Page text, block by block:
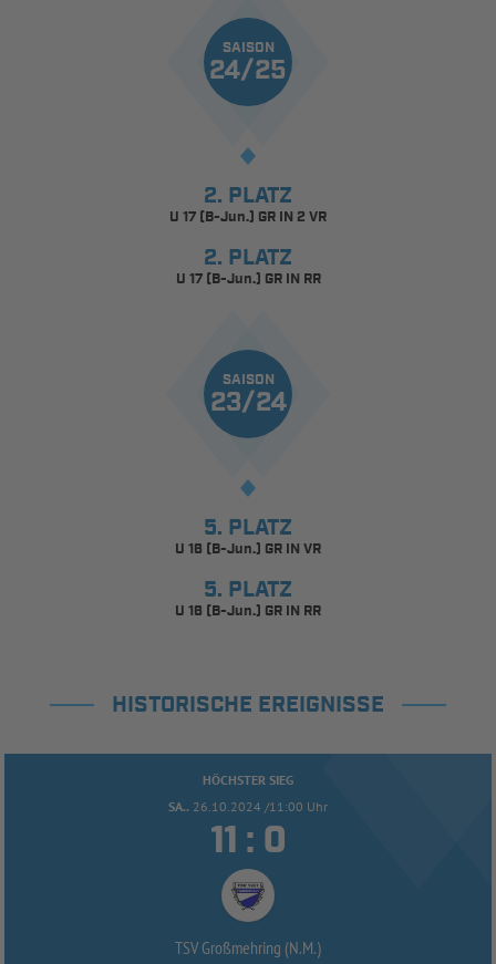
SAISON
24/25
2. PLATZ
U 17 (B-Jun.) GR IN 2 VR
2. PLATZ
U 17 (B-Jun.) GR IN RR
SAISON
23/24
5. PLATZ
U 16 (B-Jun.) GR IN VR
5. PLATZ
U 16 (B-Jun.) GR IN RR
HISTORISCHE EREIGNISSE
HÖCHSTER SIEG
SA.. 26.10.2024 /11:00 Uhr
 : 
TSV Großmehring (N.M.)